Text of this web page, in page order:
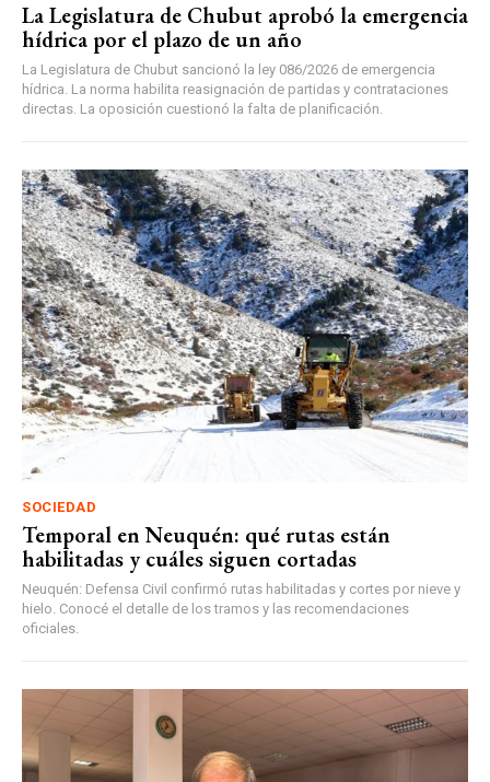
La Legislatura de Chubut aprobó la emergencia
hídrica por el plazo de un año
La Legislatura de Chubut sancionó la ley 086/2026 de emergencia
hídrica. La norma habilita reasignación de partidas y contrataciones
directas. La oposición cuestionó la falta de planificación.
SOCIEDAD
Temporal en Neuquén: qué rutas están
habilitadas y cuáles siguen cortadas
Neuquén: Defensa Civil confirmó rutas habilitadas y cortes por nieve y
hielo. Conocé el detalle de los tramos y las recomendaciones
oficiales.